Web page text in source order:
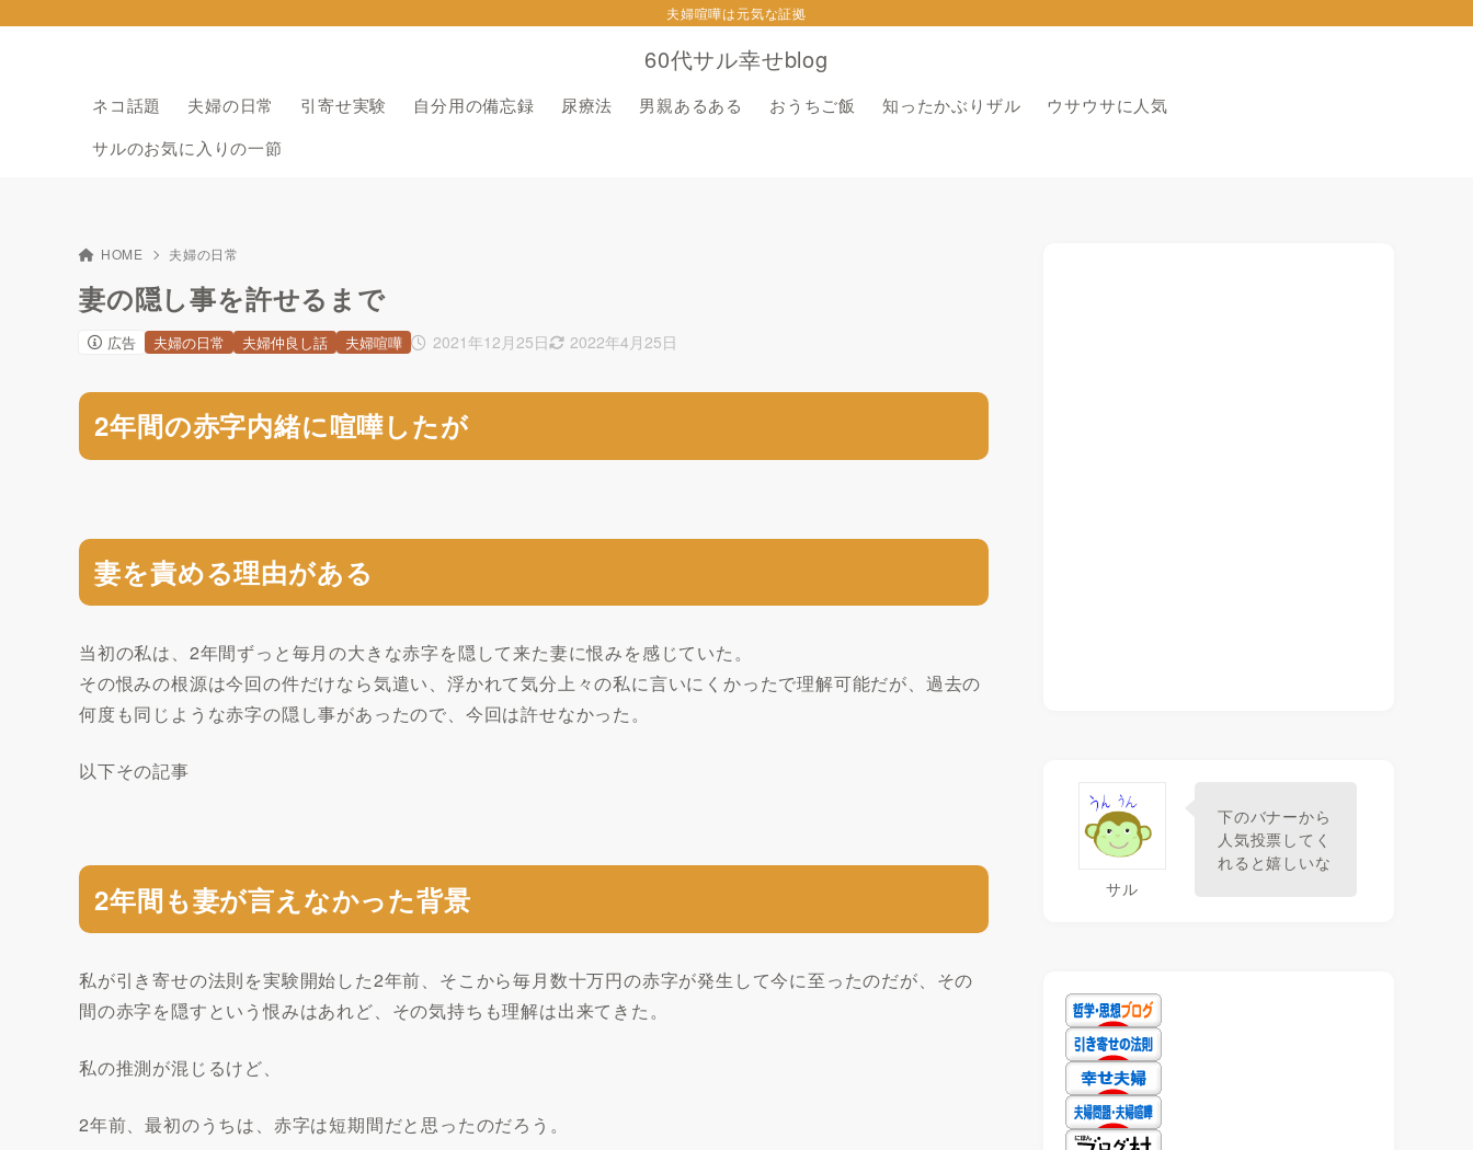
60代サル幸せblog
夫婦喧嘩は元気な証拠
ネコ話題 夫婦の日常 引寄せ実験 自分用の備忘録 尿療法 男親あるある おうちご飯 知ったかぶりザル
ウサウサに人気
サルのお気に入りの一節
HOME 夫婦の日常
妻の隠し事を許せるまで
広告 2021年12月25日 2022年4月25日
夫婦の日常 夫婦仲良し話 夫婦喧嘩
2年間の赤字内緒に喧嘩したが
妻を責める理由がある
当初の私は、2年間ずっと毎月の大きな赤字を隠して来た妻に恨みを感じていた。
その恨みの根源は今回の件だけなら気遣い、浮かれて気分上々の私に言いにくかったで理解可能だが、過去の
何度も同じような赤字の隠し事があったので、今回は許せなかった。
以下その記事
2年間も妻が言えなかった背景
私が引き寄せの法則を実験開始した2年前、そこから毎月数十万円の赤字が発生して今に至ったのだが、その
間の赤字を隠すという恨みはあれど、その気持ちも理解は出来てきた。
私の推測が混じるけど、
2年前、最初のうちは、赤字は短期間だと思ったのだろう。
サル
下のバナーから
人気投票してく
れると嬉しいな